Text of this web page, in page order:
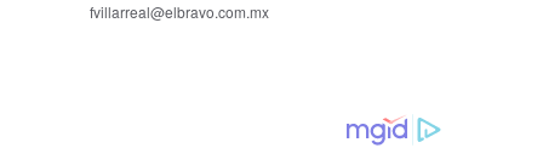
fvillarreal@elbravo.com.mx